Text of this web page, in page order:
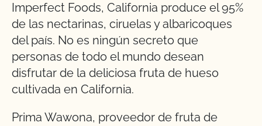
Imperfect Foods, California produce el 95%
de las nectarinas, ciruelas y albaricoques
del país. No es ningún secreto que
personas de todo el mundo desean
disfrutar de la deliciosa fruta de hueso
cultivada en California.
Prima Wawona, proveedor de fruta de